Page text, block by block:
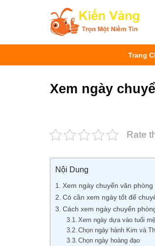
dung
Trang
Xem ngày
Rate
Nội Dung
Xem ngày chuyển văn
Có cần xem ngày tốt để
Cách xem ngày chuyển
Xem ngày dựa vào tuổi
Chọn ngày hành Kim và
Chọn ngày hoàng đạo